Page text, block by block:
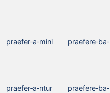
praefer‑a‑mini
praefer‑a‑ntur